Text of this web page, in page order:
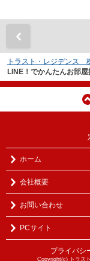
トラスト・レジデンス
LINE！でかんたんお部屋
ホーム
会社概要
お問い合わせ
PCサイト
プライバシ
Copyright(c) トラス